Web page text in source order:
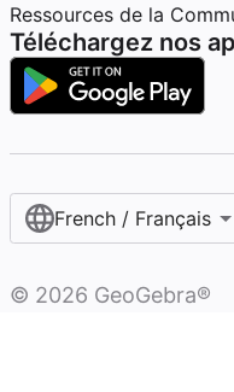
Ressources de la
Téléchargez nos
French / Français‎
© 2026 GeoGebra®